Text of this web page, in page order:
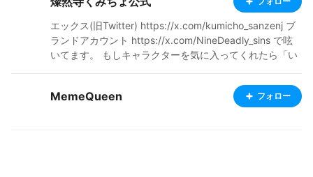
エックス(旧Twitter) https://x.com/kumicho_sanzenj ブ
ランドアカウント https://x.com/NineDeadly_sins で呟
いてます。 もしキャラクターを気に入ってくれたら「い
てshopも営業中 是非覗いてみてくだしゃんせ❤ https://
kumicho877.booth.pm/ EN X (formerly Twitter) https://
MemeQueen フォロー